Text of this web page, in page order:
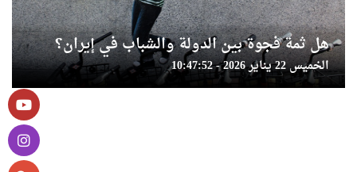
هل ثمة فجوة بين الدولة والشباب في إيران؟
الخميس 22 يناير 2026 - 10:47:52